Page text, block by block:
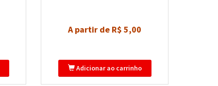
A partir de R$ 5,00
Adicionar ao carrinho